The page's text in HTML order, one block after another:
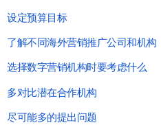
设定预算目标
了解不同海外营销推广公司和机构
选择数字营销机构时要考虑什么
多对比潜在合作机构
尽可能多的提出问题